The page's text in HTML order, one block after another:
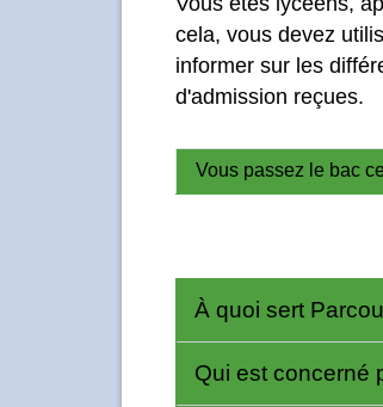
cela, vous devez
informer sur les
d'admission reçues.
Vous passez le bac
À quoi sert
Qui est concerné